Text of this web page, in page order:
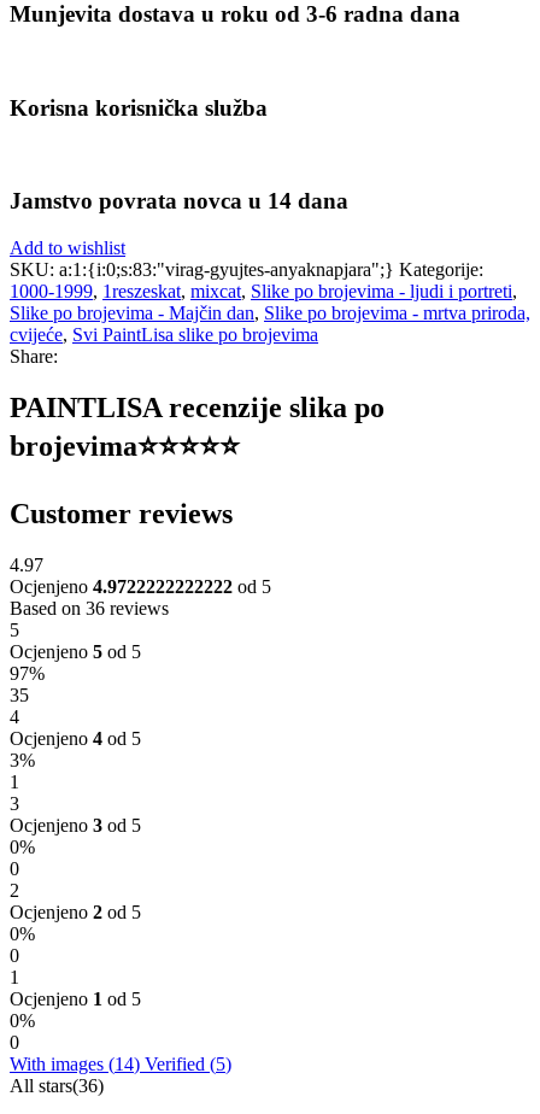
Munjevita dostava u roku od 3-6 radna dana
Korisna korisnička služba
Jamstvo povrata novca u 14 dana
Add to wishlist
SKU: a:1:{i:0;s:83:"virag-gyujtes-anyaknapjara";} Kategorije:
1000-1999, 1reszeskat, mixcat, Slike po brojevima - ljudi i portreti,
Slike po brojevima - Majčin dan, Slike po brojevima - mrtva priroda,
cvijeće, Svi PaintLisa slike po brojevima
Share:
PAINTLISA recenzije slika po
brojevima⭐️⭐️⭐️⭐️⭐️
Customer reviews
4.97
Ocjenjeno 4.9722222222222 od 5
Based on 36 reviews
5
Ocjenjeno 5 od 5
97%
35
4
Ocjenjeno 4 od 5
3%
1
3
Ocjenjeno 3 od 5
0%
0
2
Ocjenjeno 2 od 5
0%
0
1
Ocjenjeno 1 od 5
0%
0
With images (14) Verified (5)
All stars(36)